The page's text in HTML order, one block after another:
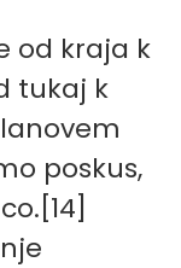
od kraja k
tukaj k
poskus,